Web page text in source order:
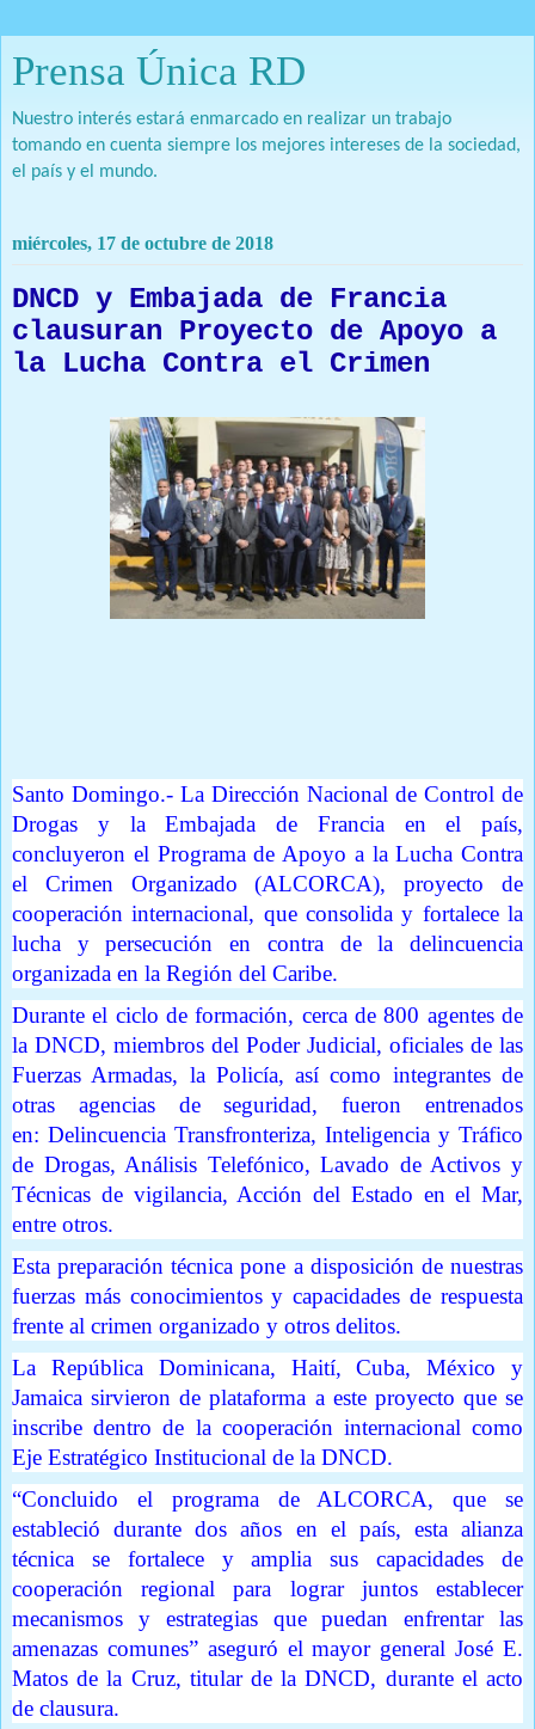
Prensa Única RD
Nuestro interés estará enmarcado en realizar un trabajo
tomando en cuenta siempre los mejores intereses de la sociedad,
el país y el mundo.
miércoles, 17 de octubre de 2018
DNCD y Embajada de Francia
clausuran Proyecto de Apoyo a
la Lucha Contra el Crimen
Santo Domingo.- La Dirección Nacional de Control de
Drogas y la Embajada de Francia en el país,
concluyeron el Programa de Apoyo a la Lucha Contra
el Crimen Organizado (ALCORCA), proyecto de
cooperación internacional, que consolida y fortalece la
lucha y persecución en contra de la delincuencia
organizada en la Región del Caribe.
Durante el ciclo de formación, cerca de 800 agentes de
la DNCD, miembros del Poder Judicial, oficiales de las
Fuerzas Armadas, la Policía, así como integrantes de
otras agencias de seguridad, fueron entrenados
en: Delincuencia Transfronteriza, Inteligencia y Tráfico
de Drogas, Análisis Telefónico, Lavado de Activos y
Técnicas de vigilancia, Acción del Estado en el Mar,
entre otros.
Esta preparación técnica pone a disposición de nuestras
fuerzas más conocimientos y capacidades de respuesta
frente al crimen organizado y otros delitos.
La República Dominicana, Haití, Cuba, México y
Jamaica sirvieron de plataforma a este proyecto que se
inscribe dentro de la cooperación internacional como
Eje Estratégico Institucional de la DNCD.
“Concluido el programa de ALCORCA, que se
estableció durante dos años en el país, esta alianza
técnica se fortalece y amplia sus capacidades de
cooperación regional para lograr juntos establecer
mecanismos y estrategias que puedan enfrentar las
amenazas comunes” aseguró el mayor general José E.
Matos de la Cruz, titular de la DNCD, durante el acto
de clausura.